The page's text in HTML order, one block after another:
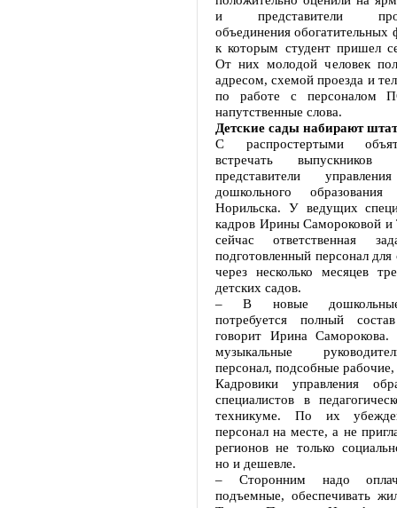
и представители
объединения
к которым студент пришел
От них молодой человек
адресом, схемой проезда и
по работе с персоналом
напутственные слова.
Детские сады набирают штат
С распростертыми
встречать
представители
дошкольного образования
Норильска. У ведущих
кадров Ирины Самороковой и
сейчас ответственная
подготовленный персонал
через несколько месяцев
детских садов.
– В новые дошкольные
потребуется полный
говорит Ирина Саморокова.
музыкальные
персонал, подсобные рабочие,
Кадровики управления
специалистов в
техникуме. По их
персонал на месте, а не
регионов не только
но и дешевле.
– Сторонним надо
подъемные, обеспечивать